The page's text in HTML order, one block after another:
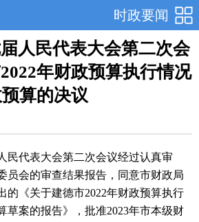
时政要闻
人民代表大会第二次会
年财政预算执行情况
算的决议
民代表大会第二次会议经过认真审
员会的审查结果报告，同意市财政局
的《关于建德市2022年财政预算执行
草案的报告》，批准2023年市本级财